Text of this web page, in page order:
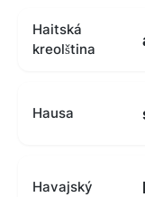
Haitská
kreolština
Hausa
Havajský